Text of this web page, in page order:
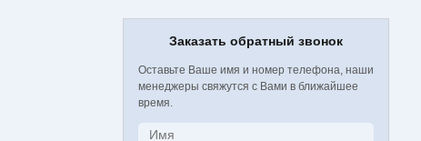
Заказать обратный звонок
Оставьте Ваше имя и номер телефона, наши
менеджеры свяжутся с Вами в ближайшее
время.